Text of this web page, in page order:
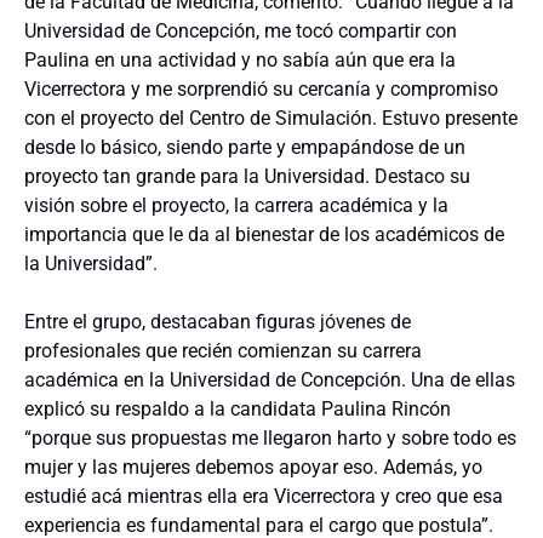
Universidad de Concepción, me tocó compartir con
Paulina en una actividad y no sabía aún que era la
Vicerrectora y me sorprendió su cercanía y compromiso
con el proyecto del Centro de Simulación. Estuvo presente
desde lo básico, siendo parte y empapándose de un
proyecto tan grande para la Universidad. Destaco su
visión sobre el proyecto, la carrera académica y la
importancia que le da al bienestar de los académicos de
la Universidad”.
Entre el grupo, destacaban figuras jóvenes de
profesionales que recién comienzan su carrera
académica en la Universidad de Concepción. Una de ellas
explicó su respaldo a la candidata Paulina Rincón
“porque sus propuestas me llegaron harto y sobre todo es
mujer y las mujeres debemos apoyar eso. Además, yo
estudié acá mientras ella era Vicerrectora y creo que esa
experiencia es fundamental para el cargo que postula”.